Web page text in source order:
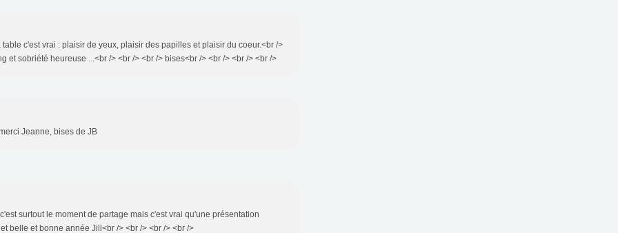
c'est vrai : plaisir de yeux, plaisir des papilles et plaisir du coeur.<br />
et sobriété heureuse ...<br /> <br /> <br /> bises<br /> <br /> <br /> <br />
Jeanne, bises de JB
surtout le moment de partage mais c'est vrai qu'une présentation
belle et bonne année Jill<br /> <br /> <br /> <br />